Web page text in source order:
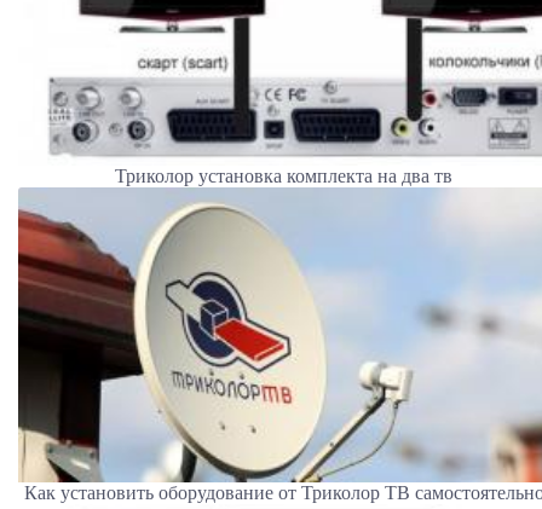
Триколор установка комплекта на два тв
Как установить оборудование от Триколор ТВ